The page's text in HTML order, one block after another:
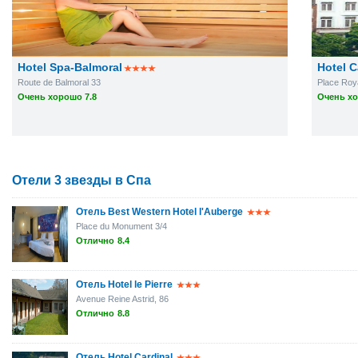
Hotel Spa-Balmoral
Route de Balmoral 33
Очень хорошо 7.8
Hotel
Place
Очень
Отели 3 звезды в Спа
Отель Best Western Hotel l'Auberge
Place du Monument 3/4
Отлично 8.4
Отель Hotel le Pierre
Avenue Reine Astrid, 86
Отлично 8.8